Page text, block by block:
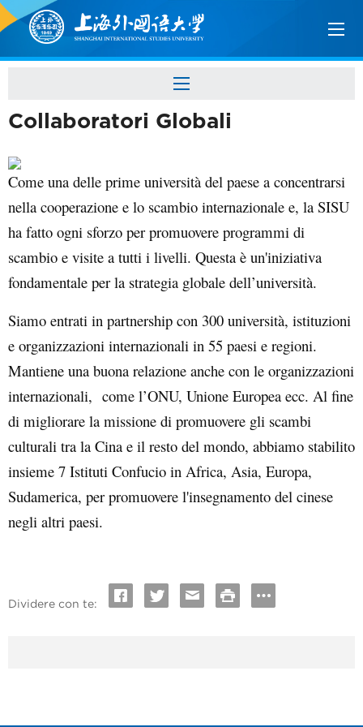
Collaboratori Globali
Come una delle prime università del paese a concentrarsi
nella cooperazione e lo scambio internazionale e, la SISU
ha fatto ogni sforzo per promuovere programmi di
scambio e visite a tutti i livelli. Questa è un'iniziativa
fondamentale per la strategia globale dell’università.
Siamo entrati in partnership con 300 università, istituzioni
e organizzazioni internazionali in 55 paesi e regioni.
Mantiene una buona relazione anche con le organizzazioni
internazionali, come l’ONU, Unione Europea ecc. Al fine
di migliorare la missione di promuovere gli scambi
culturali tra la Cina e il resto del mondo, abbiamo stabilito
insieme 7 Istituti Confucio in Africa, Asia, Europa,
Sudamerica, per promuovere l'insegnamento del cinese
negli altri paesi.
Dividere con te: